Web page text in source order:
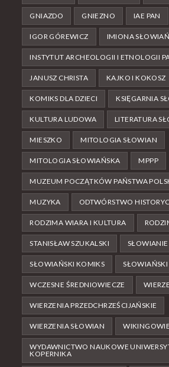
GNIAZDO GNIEZNO IAE PAN
IGOR GÓREWICZ IMIONA
INSTYTUT ARCHEOLOGII I ETNOLOGII
JANUSZ CHRISTA KAJKO I KOKOSZ
KOMIKS DLA DZIECI KSIĘGARNIA
KULTURA LUDOWA LITERATURA
MIESZKO MITOLOGIA SŁOWIAN
MITOLOGIA SŁOWIAŃSKA MPPP
MUZEUM POCZĄTKÓW PAŃSTWA
MUZYKA ODTWÓRSTWO
RODZIMA WIARA I KULTURA
STANISŁAW SZUKALSKI SŁOWIANIE
SŁOWIAŃSKI KOMIKS SŁOWIAŃSKI
WCZESNE ŚREDNIOWIECZE
WIERZENIA PRZEDCHRZEŚCIJAŃSKIE
WIERZENIA SŁOWIAN WIKINGOWIE
WYDAWNICTWO NAUKOWE
KOPERNIKA